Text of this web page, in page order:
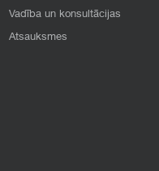
Vadība un konsultācijas
Atsauksmes